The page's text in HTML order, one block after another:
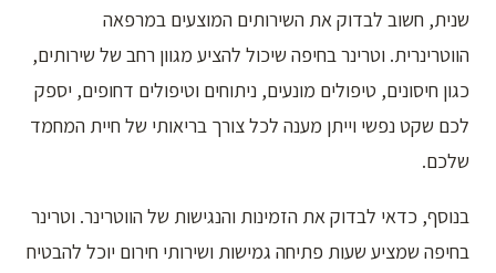
שנית, חשוב לבדוק את השירותים המוצעים במרפאה
הווטרינרית. וטרינר בחיפה שיכול להציע מגוון רחב של שירותים,
כגון חיסונים, טיפולים מונעים, ניתוחים וטיפולים דחופים, יספק
לכם שקט נפשי וייתן מענה לכל צורך בריאותי של חיית המחמד
שלכם.
בנוסף, כדאי לבדוק את הזמינות והנגישות של הווטרינר. וטרינר
בחיפה שמציע שעות פתיחה גמישות ושירותי חירום יוכל להבטיח